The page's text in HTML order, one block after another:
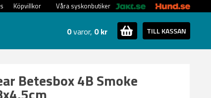
Våra syskonbutiker
Köpvillkor
0varor, 0 kr TILL KASSAN
Betesbox 4B Smoke